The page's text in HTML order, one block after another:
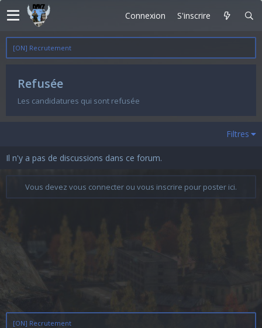
Connexion S'inscrire
[ON] Recrutement
Refusée
Les candidatures qui sont refusée
Filtres
Il n'y a pas de discussions dans ce forum.
Vous devez vous connecter ou vous inscrire pour poster ici.
[ON] Recrutement